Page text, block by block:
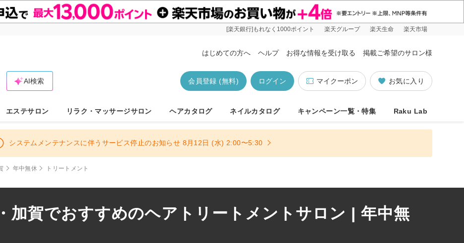
[楽天銀行]もれなく1000ポイント 楽天グループ 楽天生命 楽天市場
はじめての方へ ヘルプ お得な情報を受け取る 掲載ご希望のサロン様
お気に入り
マイクーポン
ログイン
会員登録 (無料)
AI検索
エステサロン リラク・マッサージサロン ヘアカタログ ネイルカタログ キャンペーン一覧・特集 Raku Lab
システムメンテナンスに伴うサービス停止のお知らせ 8月12日 (水) 2:00〜5:30
年中無休 トリートメント
加賀でおすすめのヘアトリートメントサロン | 年中無